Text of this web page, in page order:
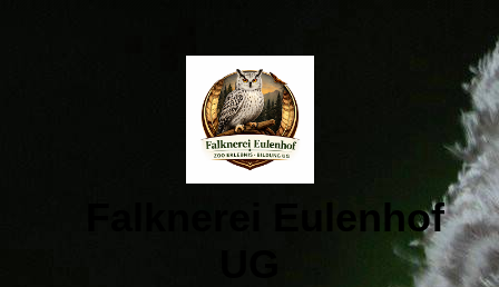
Falknerei Eulenhof